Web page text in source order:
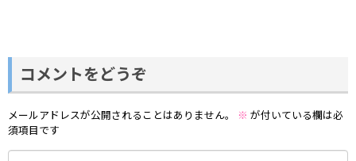
コメントをどうぞ
メールアドレスが公開されることはありません。 ※ が付いている欄は必
須項目です